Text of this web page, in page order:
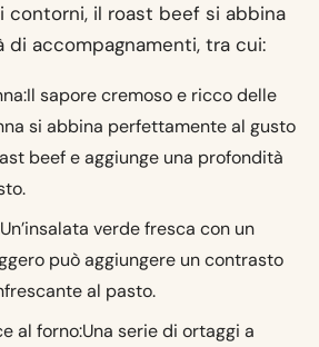
contorni, il roast beef si abbina
di accompagnamenti, tra cui:
sapore cremoso e ricco delle
si abbina perfettamente al gusto
beef e aggiunge una profondità
verde fresca con un
può aggiungere un contrasto
al pasto.
al forno:Una serie di ortaggi a